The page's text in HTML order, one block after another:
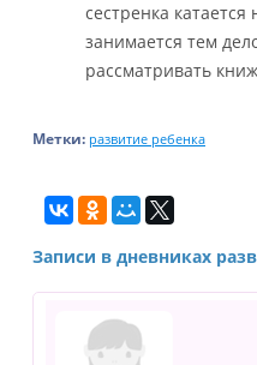
сестренка
занимается тем
рассматривать
Метки: развитие ребенка
Записи в дневниках